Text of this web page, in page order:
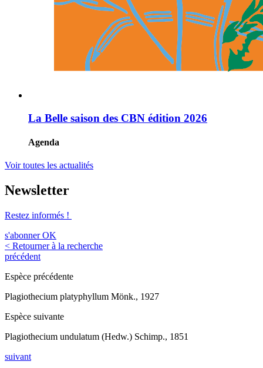
La Belle saison des CBN édition 2026
Agenda
Voir toutes les actualités
Newsletter
Restez informés !
s'abonner OK
< Retourner à la recherche
précédent
Espèce précédente
Plagiothecium platyphyllum Mönk., 1927
Espèce suivante
Plagiothecium undulatum (Hedw.) Schimp., 1851
suivant